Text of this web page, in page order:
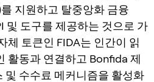
지원하고 탈중앙화 금융
및 도구를 제공하는 것으로 가
체 토큰인 FIDA는 인간이 읽
활동과 연결하고 Bonfida 제
및 수수료 메커니즘을 활성화